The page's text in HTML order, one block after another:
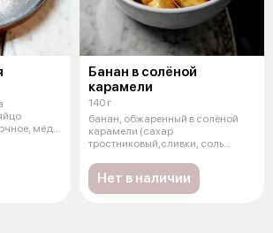
мёд,
Банан в солёной
карамели
140 г
банан, обжаренный в солёной
карамели (сахар
тростниковый,сливки, соль
Нет в наличии